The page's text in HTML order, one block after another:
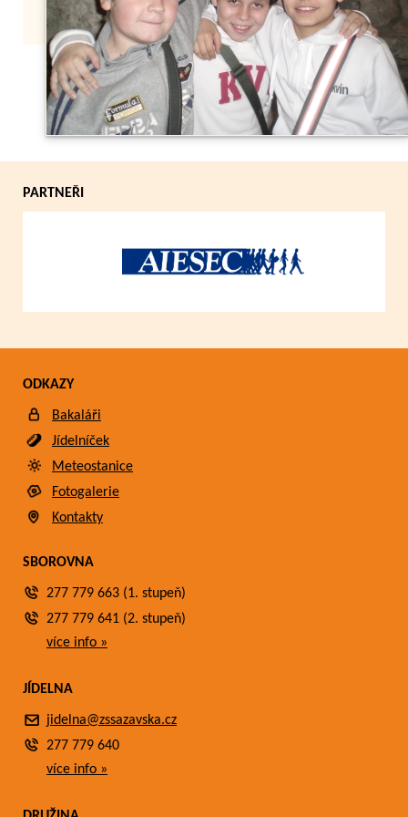
PARTNEŘI
ODKAZY
Bakaláři
Jídelníček
Meteostanice
Fotogalerie
Kontakty
SBOROVNA
277 779 663 (1. stupeň)
277 779 641 (2. stupeň)
více info »
JÍDELNA
jidelna@zssazavska.cz
277 779 640
více info »